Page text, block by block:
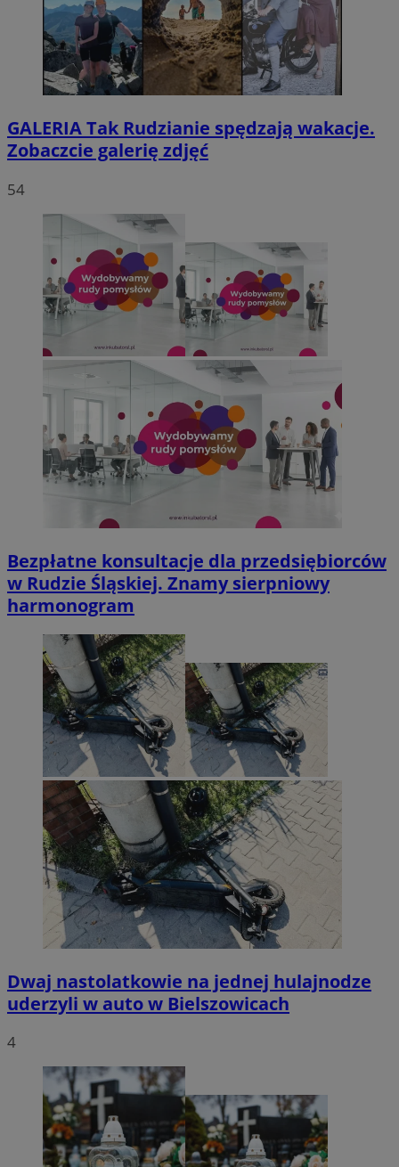
GALERIATak Rudzianie spędzają wakacje.
Zobaczcie galerię zdjęć
54
Bezpłatne konsultacje dla przedsiębiorców
w Rudzie Śląskiej. Znamy sierpniowy
harmonogram
Dwaj nastolatkowie na jednej hulajnodze
uderzyli w auto w Bielszowicach
4